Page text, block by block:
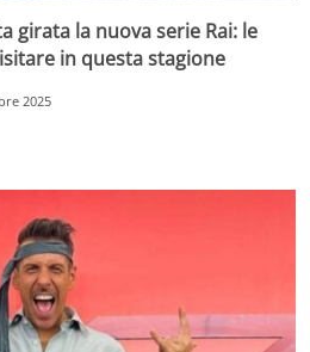
girata la nuova serie Rai: le
in questa stagione
2025